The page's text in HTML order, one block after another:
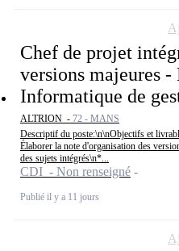
Chef de projet
versions majeures
Informatique de
ALTRION - 72 - MANS
Descriptif du poste:\n\nObjectifs et
Élaborer la note d'organisation des
des sujets intégrés\n*...
CDI - Non renseigné
Publié il y a 11 jours